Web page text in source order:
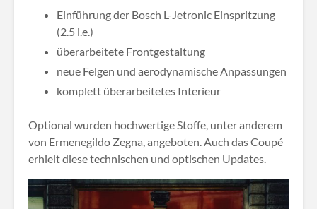
Einführung der Bosch L-Jetronic Einspritzung
(2.5 i.e.)
überarbeitete Frontgestaltung
neue Felgen und aerodynamische Anpassungen
komplett überarbeitetes Interieur
Optional wurden hochwertige Stoffe, unter anderem
von Ermenegildo Zegna, angeboten. Auch das Coupé
erhielt diese technischen und optischen Updates.